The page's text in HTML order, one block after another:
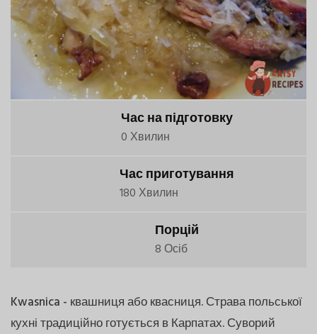
Час на підготовку
0 Хвилин
Час приготування
180 Хвилин
Порцій
8 Осіб
Kwasnica - квашниця або квасниця. Страва польської
кухні традиційно готується в Карпатах. Суворий